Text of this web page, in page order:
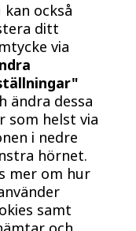
från andra för att
härliga
som redan
kan också
ditt
via
ändra dessa
som helst via
i nedre
hörnet.
mer om hur
samt